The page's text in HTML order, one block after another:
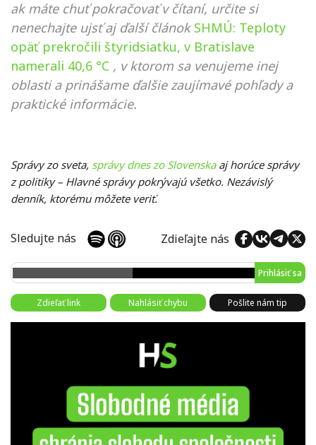
ak máte chuť pokračovať v čítaní, určite si
nenechajte ujsť aj ďalší článok SHMÚ: Teploty
opäť prekročili štyridsiatku, v Bratislave
namerali 40,6 °C , v ktorom sa venujeme inej
oblasti a prinášame ďalšie zaujímavé pohľady a
praktické informácie.
Správy zo sveta, správy dnes zo Slovenskaaj horúce správy
z politiky – Hlavné správy pokrývajú všetko. Nezávislý
denník, ktorému môžete veriť.
Sledujte nás Zdieľajte nás
Prihlásiť sa
Zdieľať link Nahlásiť chybu Pošlite nám tip